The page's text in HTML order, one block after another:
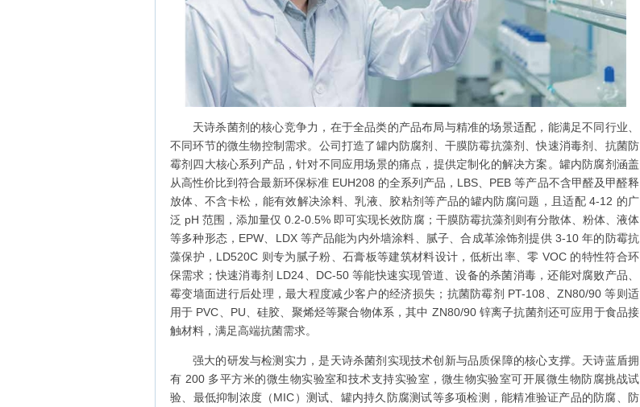
天诗杀菌剂的核心竞争力，在于全品类的产品布局与精准的场景适配，能满足不同行业、
不同环节的微生物控制需求。公司打造了罐内防腐剂、干膜防霉抗藻剂、快速消毒剂、抗菌防
霉剂四大核心系列产品，针对不同应用场景的痛点，提供定制化的解决方案。罐内防腐剂涵盖
从高性价比到符合最新环保标准 EUH208 的全系列产品，LBS、PEB 等产品不含甲醛及甲醛释
放体、不含卡松，能有效解决涂料、乳液、胶粘剂等产品的罐内防腐问题，且适配 4-12 的广
泛 pH 范围，添加量仅 0.2-0.5% 即可实现长效防腐；干膜防霉抗藻剂则有分散体、粉体、液体
等多种形态，EPW、LDX 等产品能为内外墙涂料、腻子、合成革涂饰剂提供 3-10 年的防霉抗
藻保护，LD520C 则专为腻子粉、石膏板等建筑材料设计，低析出率、零 VOC 的特性符合环
保需求；快速消毒剂 LD24、DC-50 等能快速实现管道、设备的杀菌消毒，还能对腐败产品、
霉变墙面进行后处理，最大程度减少客户的经济损失；抗菌防霉剂 PT-108、ZN80/90 等则适
用于 PVC、PU、硅胶、聚烯烃等聚合物体系，其中 ZN80/90 锌离子抗菌剂还可应用于食品接
触材料，满足高端抗菌需求。
强大的研发与检测实力，是天诗杀菌剂实现技术创新与品质保障的核心支撑。天诗蓝盾拥
有 200 多平方米的微生物实验室和技术支持实验室，微生物实验室可开展微生物防腐挑战试
验、最低抑制浓度（MIC）测试、罐内持久防腐测试等多项检测，能精准验证产品的防腐、防